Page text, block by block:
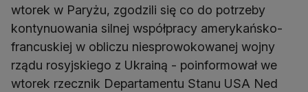
wtorek w Paryżu, zgodzili się co do potrzeby
kontynuowania silnej współpracy amerykańsko-
francuskiej w obliczu niesprowokowanej wojny
rządu rosyjskiego z Ukrainą - poinformował we
wtorek rzecznik Departamentu Stanu USA Ned